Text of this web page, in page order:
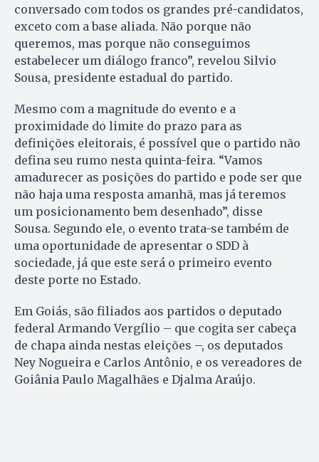
conversado com todos os grandes pré-candidatos,
exceto com a base aliada. Não porque não
queremos, mas porque não conseguimos
estabelecer um diálogo franco”, revelou Silvio
Sousa, presidente estadual do partido.
Mesmo com a magnitude do evento e a
proximidade do limite do prazo para as
definições eleitorais, é possível que o partido não
defina seu rumo nesta quinta-feira. “Vamos
amadurecer as posições do partido e pode ser que
não haja uma resposta amanhã, mas já teremos
um posicionamento bem desenhado”, disse
Sousa. Segundo ele, o evento trata-se também de
uma oportunidade de apresentar o SDD à
sociedade, já que este será o primeiro evento
deste porte no Estado.
Em Goiás, são filiados aos partidos o deputado
federal Armando Vergílio – que cogita ser cabeça
de chapa ainda nestas eleições –, os deputados
Ney Nogueira e Carlos Antônio, e os vereadores de
Goiânia Paulo Magalhães e Djalma Araújo.